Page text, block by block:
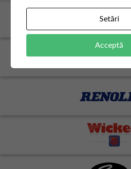
Setări
Acceptă